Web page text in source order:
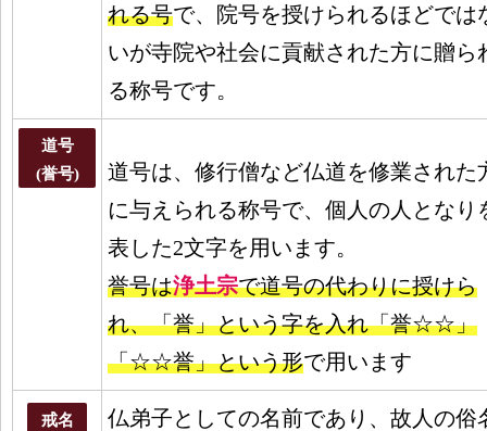
れる号で、院号を授けられるほどでは
いが寺院や社会に貢献された方に贈ら
る称号です。
道号
(誉号)
道号は、修行僧など仏道を修業された
に与えられる称号で、個人の人となり
表した2文字を用います。
誉号は浄土宗で道号の代わりに授けら
れ、「誉」という字を入れ「誉☆☆」
「☆☆誉」という形で用います
戒名
仏弟子としての名前であり、故人の俗